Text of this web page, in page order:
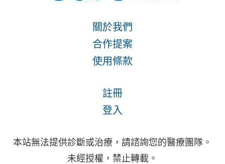
關於我們
合作提案
使用條款
註冊
登入
本站無法提供診斷或治療，請諮詢您的醫療團隊。
未經授權，禁止轉載。